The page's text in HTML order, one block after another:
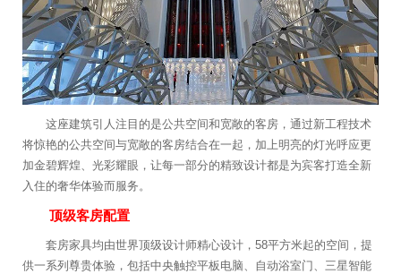
这座建筑引人注目的是公共空间和宽敞的客房，通过新工程技术
将惊艳的公共空间与宽敞的客房结合在一起，加上明亮的灯光呼应更
加金碧辉煌、光彩耀眼，让每一部分的精致设计都是为宾客打造全新
入住的奢华体验而服务。
顶级客房配置
套房家具均由世界顶级设计师精心设计，58平方米起的空间，提
供一系列尊贵体验，包括中央触控平板电脑、自动浴室门、三星智能